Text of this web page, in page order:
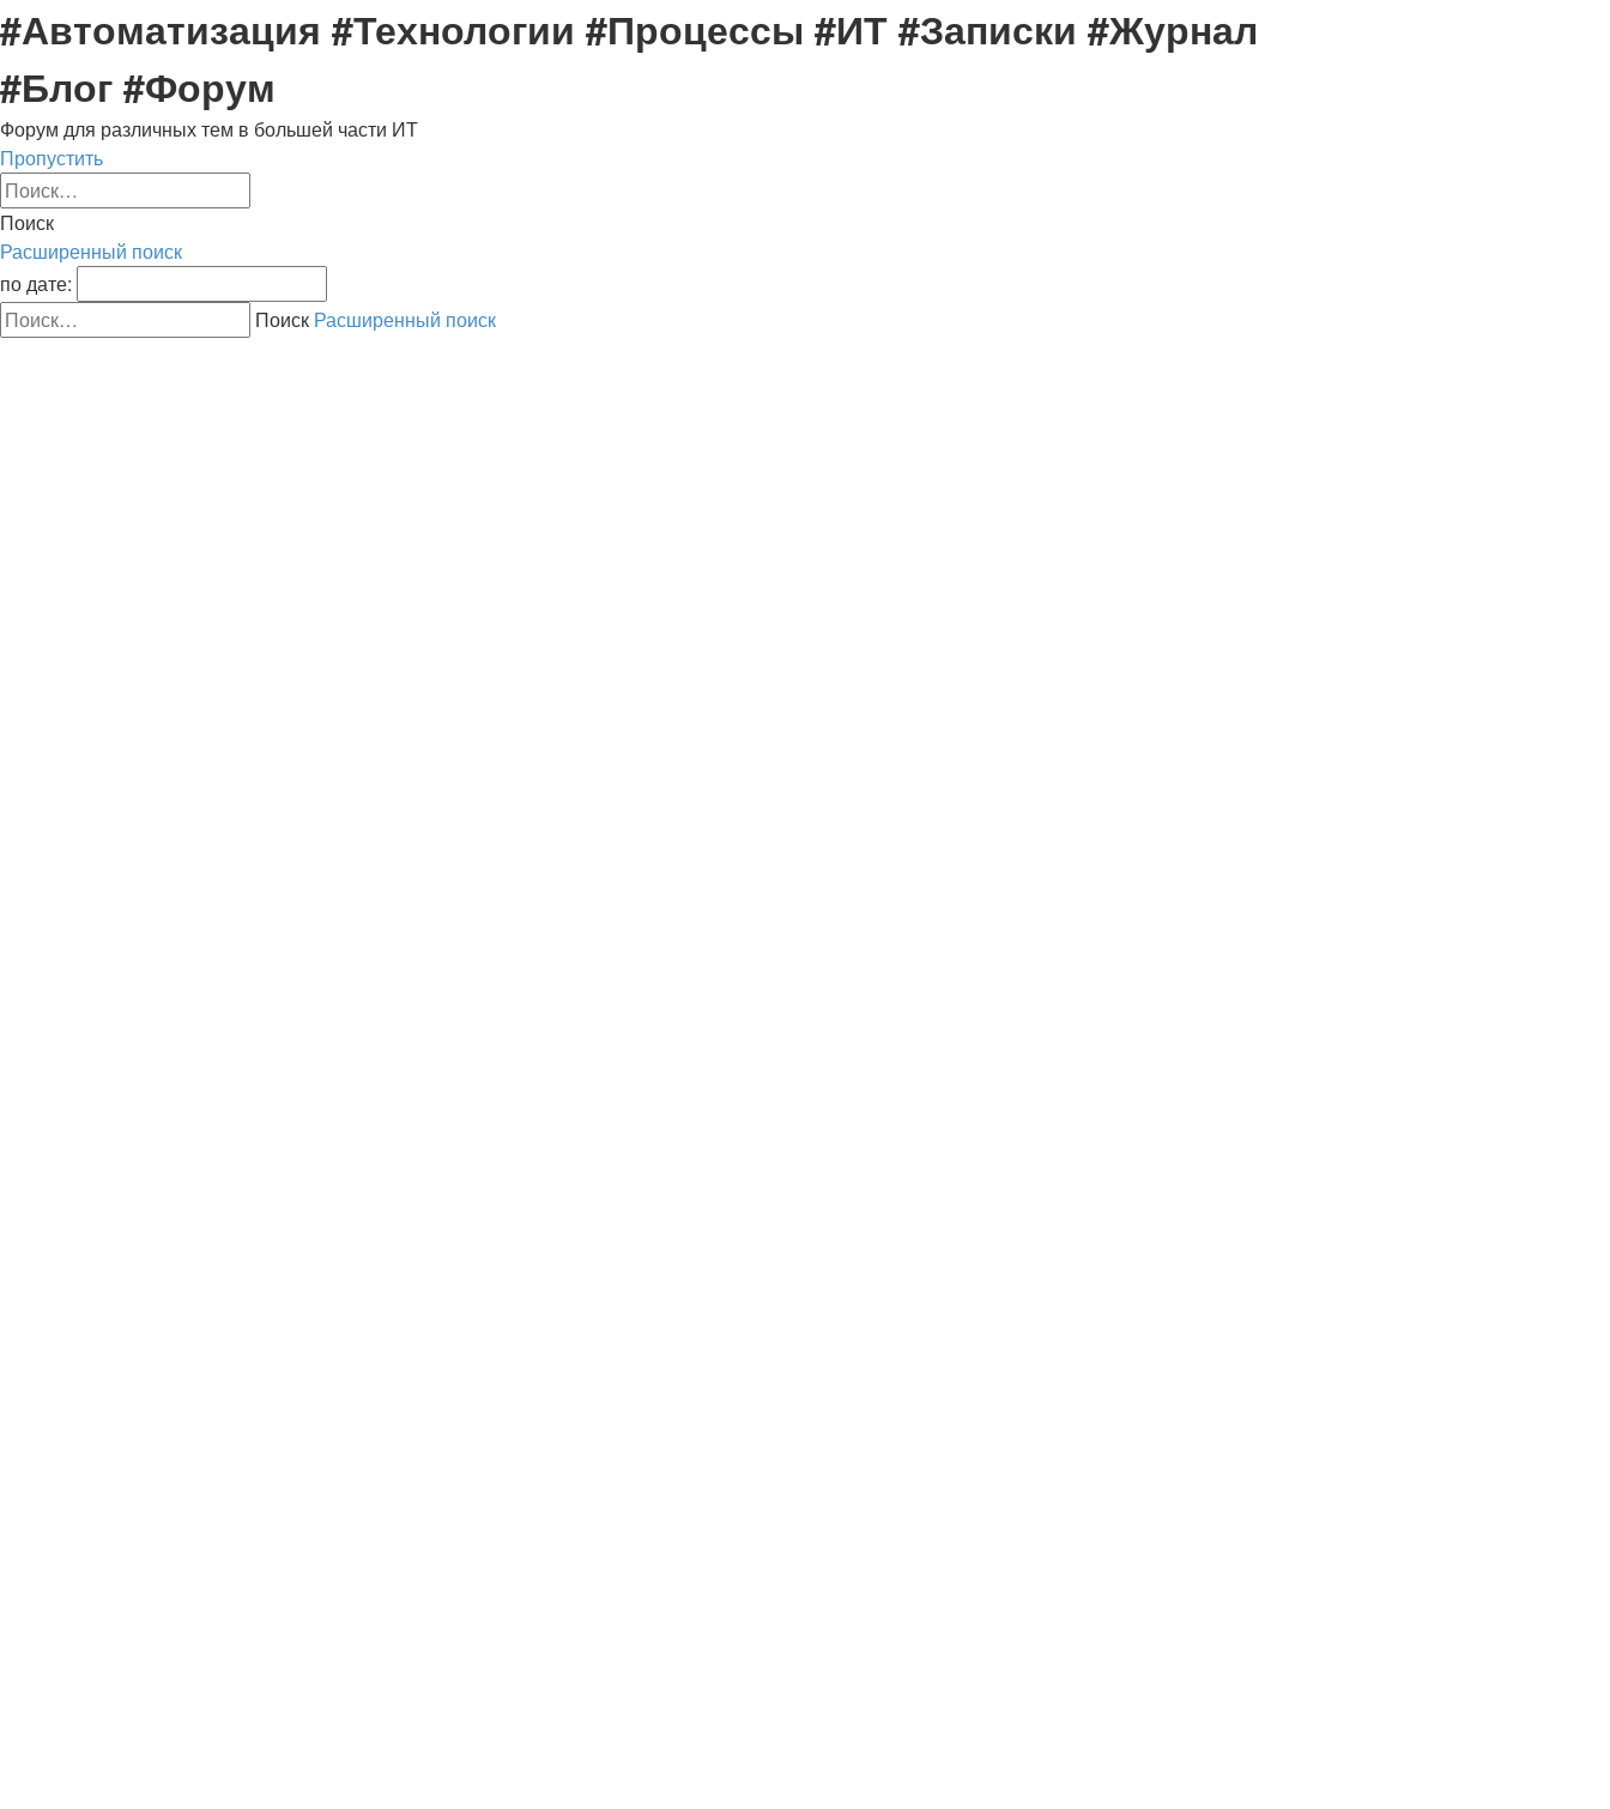
#Автоматизация #Технологии #Процессы #ИТ #Записки #Журнал
#Блог #Форум
Форум для различных тем в большей части ИТ
Пропустить
Поиск
Расширенный поиск
по дате:
Поиск Расширенный поиск